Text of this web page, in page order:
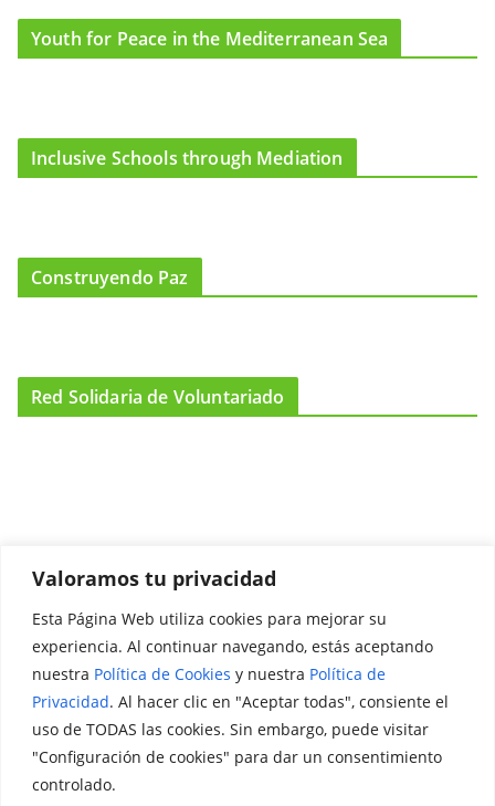
Valoramos tu privacidad
Esta Página Web utiliza cookies para mejorar su
experiencia. Al continuar navegando, estás aceptando
nuestra Política de Cookies y nuestra Política de
Privacidad. Al hacer clic en "Aceptar todas", consiente el
uso de TODAS las cookies. Sin embargo, puede visitar
"Configuración de cookies" para dar un consentimiento
controlado.
Youth for Peace in the Mediterranean Sea
Inclusive Schools through Mediation
Construyendo Paz
Red Solidaria de Voluntariado
Promociónate
Legal
Aviso Legal
Política de Privacidad
Política de Cookies